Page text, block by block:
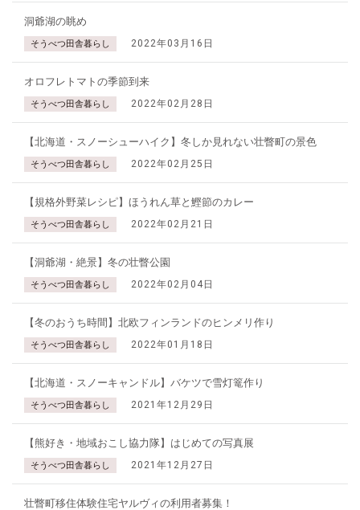
洞爺湖の眺め
そうべつ田舎暮らし 2022年03月16日
オロフレトマトの季節到来
そうべつ田舎暮らし 2022年02月28日
【北海道・スノーシューハイク】冬しか見れない壮瞥町の景色
そうべつ田舎暮らし 2022年02月25日
【規格外野菜レシピ】ほうれん草と鰹節のカレー
そうべつ田舎暮らし 2022年02月21日
【洞爺湖・絶景】冬の壮瞥公園
そうべつ田舎暮らし 2022年02月04日
【冬のおうち時間】北欧フィンランドのヒンメリ作り
そうべつ田舎暮らし 2022年01月18日
【北海道・スノーキャンドル】バケツで雪灯篭作り
そうべつ田舎暮らし 2021年12月29日
【熊好き・地域おこし協力隊】はじめての写真展
そうべつ田舎暮らし 2021年12月27日
壮瞥町移住体験住宅ヤルヴィの利用者募集！